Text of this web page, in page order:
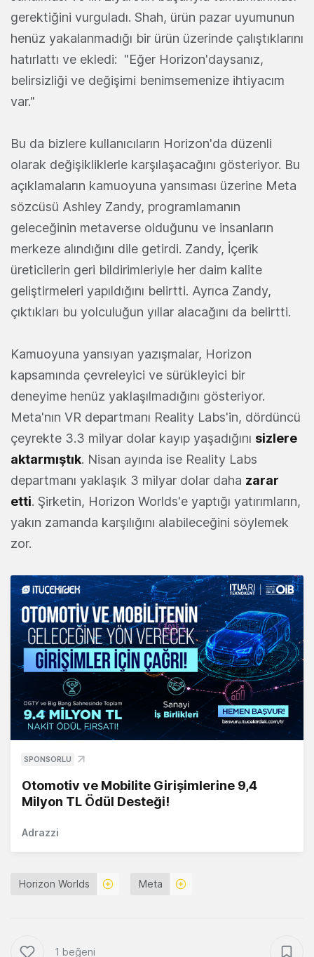
gerektiğini vurguladı. Shah, ürün pazar uyumunun
henüz yakalanmadığı bir ürün üzerinde çalıştıklarını
hatırlattı ve ekledi: "Eğer Horizon'daysanız,
belirsizliği ve değişimi benimsemenize ihtiyacım
var."
Bu da bizlere kullanıcıların Horizon'da düzenli
olarak değişikliklerle karşılaşacağını gösteriyor. Bu
açıklamaların kamuoyuna yansıması üzerine Meta
sözcüsü Ashley Zandy, programlamanın
geleceğinin metaverse olduğunu ve insanların
merkeze alındığını dile getirdi. Zandy, İçerik
üreticilerin geri bildirimleriyle her daim kalite
geliştirmeleri yapıldığını belirtti. Ayrıca Zandy,
çıktıkları bu yolculuğun yıllar alacağını da belirtti.
Kamuoyuna yansıyan yazışmalar, Horizon
kapsamında çevreleyici ve sürükleyici bir
deneyime henüz yaklaşılmadığını gösteriyor.
Meta'nın VR departmanı Reality Labs'in, dördüncü
çeyrekte 3.3 milyar dolar kayıp yaşadığını sizlere
aktarmıştık. Nisan ayında ise Reality Labs
departmanı yaklaşık 3 milyar dolar daha zarar
etti. Şirketin, Horizon Worlds'e yaptığı yatırımların,
yakın zamanda karşılığını alabileceğini söylemek
zor.
SPONSORLU
Otomotiv ve Mobilite Girişimlerine 9,4
Milyon TL Ödül Desteği!
Adrazzi
Horizon Worlds Meta
1 beğeni